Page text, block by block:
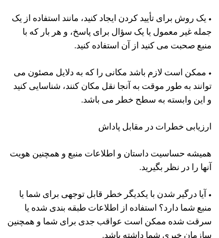
• یک روش برای تأیید کردن ایجاد کنید، مانند استفاده از یک
جمله غیر معمول یا یک سؤال برای پاسخ، و هر بار که با
منبع صحبت می کنید از آن استفاده کنید.
• ممکن است لازم باشد مکانی را که به دلایل مصئون می
توانند به طور موقت به آنجا نقل مکان کنند، شناسایی کنید
و این وابسته به سطح خطر می باشد.
ارزیابی خطرات در مقابل پاداش
همیشه حساسیت داستان و اطلاعات منبع و همچنین هویت
آنها را در نظر بگیرید.
• آیا درگیر شدن با یکدیگر خطر قابل توجهی برای شما یا
منبع شما دارد؟ استفاده از اطلاعات طبقه بندی شده یا
سرقت شده ممکن است عواقب جدی برای شما و همچنین